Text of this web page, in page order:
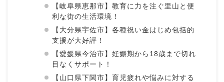
【岐阜県恵那市】教育に力を注ぐ里山と便
利な街の生活環境！
【大分県宇佐市】各種祝い金はじめ包括的
支援が大好評！
【愛媛県今治市】妊娠期から18歳まで切れ
目なくサポート！
【山口県下関市】育児疲れや悩みに対する